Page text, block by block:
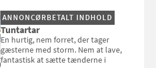
ANNONCØRBETALT INDHOLD
Tuntartar
En hurtig, nem forret, der tager
gæsterne med storm. Nem at lave,
fantastisk at sætte tænderne i